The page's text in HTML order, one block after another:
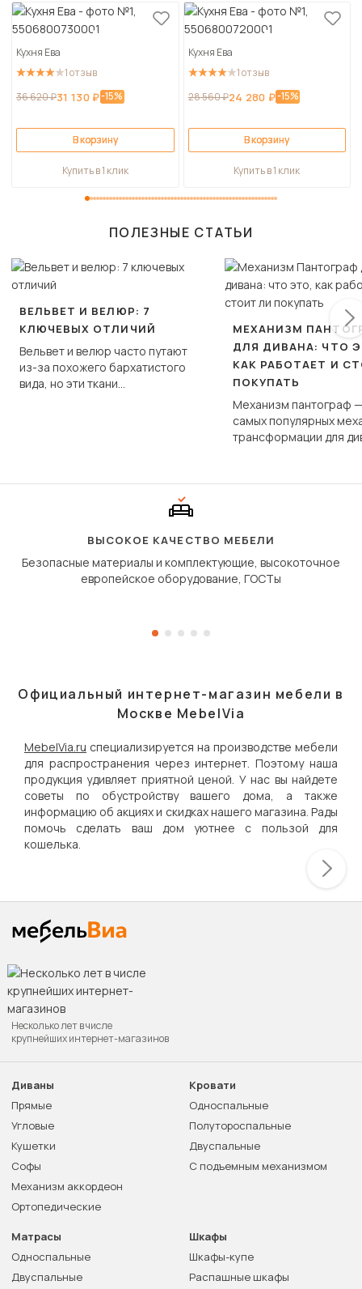
Кухня Ева
1 отзыв
36 620 ₽31 130 ₽-15%
В корзину
Купить в 1 клик
Кухня Ева
1 отзыв
28 560 ₽24 280 ₽-15%
В корзину
Купить в 1 клик
ПОЛЕЗНЫЕ СТАТЬИ
ВЕЛЬВЕТ И ВЕЛЮР: 7
КЛЮЧЕВЫХ ОТЛИЧИЙ
Вельвет и велюр часто путают
из-за похожего бархатистого
вида, но эти ткани
МЕХАНИЗМ
ДЛЯ ДИВАНА: ЧТО
КАК РАБОТАЕТ И
ПОКУПАТЬ
Механизм пантограф
самых популярных
трансформации для
сиденье не
дугообразной
ВЫСОКОЕ КАЧЕСТВО МЕБЕЛИ
Безопасные материалы и комплектующие, высокоточное
европейское оборудование, ГОСТы
Официальный интернет-магазин мебели в
Москве MebelVia
MebelVia.ru специализируется на производстве мебели
для распространения через интернет. Поэтому наша
продукция удивляет приятной ценой. У нас вы найдете
советы по обустройству вашего дома, а также
информацию об акциях и скидках нашего магазина. Рады
помочь сделать ваш дом уютнее с пользой для
кошелька.
Несколько лет в числе
крупнейших интернет-магазинов
Диваны
Прямые
Угловые
Кушетки
Софы
Механизм аккордеон
Ортопедические
Кровати
Односпальные
Полутороспальные
Двуспальные
С подъемным механизмом
Матрасы
Односпальные
Двуспальные
Шкафы
Шкафы-купе
Распашные шкафы